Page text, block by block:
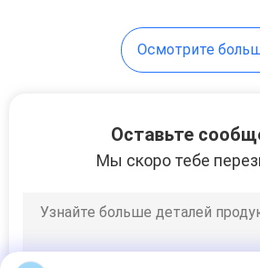
металла
Осмотрите
Оставьте
Мы скоро тебе